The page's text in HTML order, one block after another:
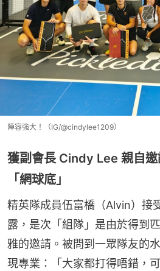
陣容強大！（IG/@cindylee1209）
獲副會長 Cindy Lee 親自
「網球底」
精英隊成員伍富橋（Alvin）接
露，是次「組隊」是由於得到
雅的邀請。被問到一眾隊友的
現專業：「大家都打得唔錯，